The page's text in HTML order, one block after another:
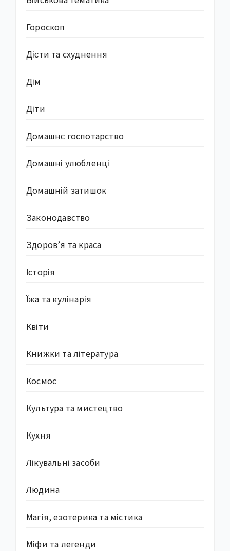
Гороскоп
Дієти та схуднення
Дім
Діти
Домашнє госпотарство
Домашні улюбленці
Домашній затишок
Законодавство
Здоров’я та краса
Історія
Їжа та кулінарія
Квіти
Книжки та література
Космос
Культура та мистецтво
Кухня
Лікувальні засоби
Людина
Магія, езотерика та містика
Міфи та легенди